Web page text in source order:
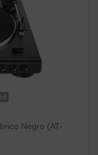
Negro (AT-